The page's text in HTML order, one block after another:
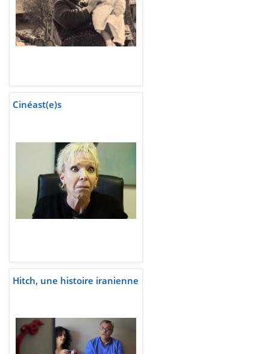
Cinéast(e)s
Hitch, une histoire iranienne